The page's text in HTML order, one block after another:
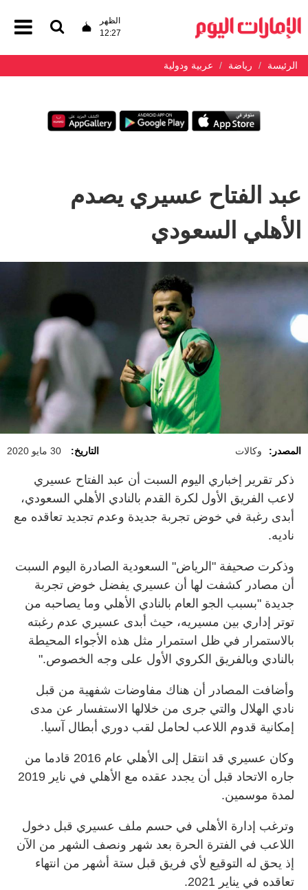
الظهر
12:27
الرئيسة رياضة عربية ودولية
عبد الفتاح عسيري يصدم
الأهلي السعودي
المصدر: وكالات التاريخ: 30 مايو 2020
ذكر تقرير إخباري اليوم السبت أن عبد الفتاح عسيري
لاعب الفريق الأول لكرة القدم بالنادي الأهلي السعودي،
أبدى رغبة في خوض تجربة جديدة وعدم تجديد تعاقده مع
ناديه.
وذكرت صحيفة "الرياض" السعودية الصادرة اليوم السبت
أن مصادر كشفت لها أن عسيري يفضل خوض تجربة
جديدة "بسبب الجو العام بالنادي الأهلي وما يصاحبه من
توتر إداري بين مسيريه، حيث أبدى عسيري عدم رغبته
بالاستمرار في ظل استمرار مثل هذه الأجواء المحيطة
بالنادي وبالفريق الكروي الأول على وجه الخصوص."
وأضافت المصادر أن هناك مفاوضات شفهية من قبل
نادي الهلال والتي جرى من خلالها الاستفسار عن مدى
إمكانية قدوم اللاعب لحامل لقب دوري أبطال آسيا.
وكان عسيري قد انتقل إلى الأهلي عام 2016 قادما من
جاره الاتحاد قبل أن يجدد عقده مع الأهلي في ناير 2019
لمدة موسمين.
وترغب إدارة الأهلي في حسم ملف عسيري قبل دخول
اللاعب في الفترة الحرة بعد شهر ونصف الشهر من الآن
إذ يحق له التوقيع لأي فريق قبل ستة أشهر من انتهاء
تعاقده في يناير 2021.